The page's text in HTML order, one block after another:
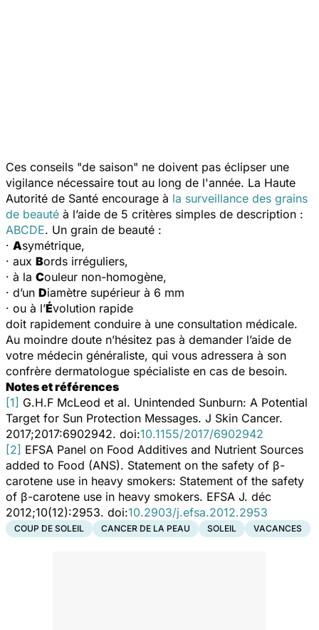
Ces conseils "de saison" ne doivent pas éclipser une
vigilance nécessaire tout au long de l'année. La Haute
Autorité de Santé encourage à la surveillance des grains
de beauté à l’aide de 5 critères simples de description :
ABCDE. Un grain de beauté :
· Asymétrique,
· aux Bords irréguliers,
· à la Couleur non-homogène,
· d’un Diamètre supérieur à 6 mm
· ou à l’Évolution rapide
doit rapidement conduire à une consultation médicale.
Au moindre doute n’hésitez pas à demander l’aide de
votre médecin généraliste, qui vous adressera à son
confrère dermatologue spécialiste en cas de besoin.
Notes et références
[1] G.H.F McLeod et al. Unintended Sunburn: A Potential
Target for Sun Protection Messages. J Skin Cancer.
2017;2017:6902942. doi:10.1155/2017/6902942
[2] EFSA Panel on Food Additives and Nutrient Sources
added to Food (ANS). Statement on the safety of β-
carotene use in heavy smokers: Statement of the safety
of β-carotene use in heavy smokers. EFSA J. déc
2012;10(12):2953. doi:10.2903/j.efsa.2012.2953
COUP DE SOLEIL CANCER DE LA PEAU SOLEIL VACANCES